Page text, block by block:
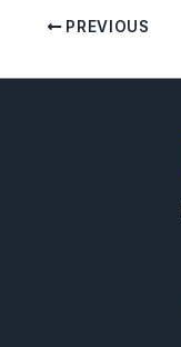
PREVIOUS